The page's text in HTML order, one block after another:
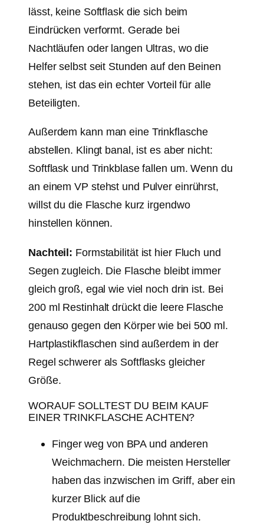
lässt, keine Softflask die sich beim
Eindrücken verformt. Gerade bei
Nachtläufen oder langen Ultras, wo die
Helfer selbst seit Stunden auf den Beinen
stehen, ist das ein echter Vorteil für alle
Beteiligten.
Außerdem kann man eine Trinkflasche
abstellen. Klingt banal, ist es aber nicht:
Softflask und Trinkblase fallen um. Wenn du
an einem VP stehst und Pulver einrührst,
willst du die Flasche kurz irgendwo
hinstellen können.
Nachteil: Formstabilität ist hier Fluch und
Segen zugleich. Die Flasche bleibt immer
gleich groß, egal wie viel noch drin ist. Bei
200 ml Restinhalt drückt die leere Flasche
genauso gegen den Körper wie bei 500 ml.
Hartplastikflaschen sind außerdem in der
Regel schwerer als Softflasks gleicher
Größe.
WORAUF SOLLTEST DU BEIM KAUF
EINER TRINKFLASCHE ACHTEN?
Finger weg von BPA und anderen
Weichmachern. Die meisten Hersteller
haben das inzwischen im Griff, aber ein
kurzer Blick auf die
Produktbeschreibung lohnt sich.